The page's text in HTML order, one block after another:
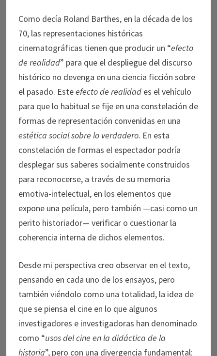
Como decía Roland Barthes, en la década de los
70, las representaciones históricas
cinematográficas tienen que producir un “efecto
de realidad” para que el despliegue del discurso
histórico no devenga en una ciencia ficción sobre
el pasado. Esteefecto de realidades el vehículo
para que lo habitual se fije en una constelación de
formas de representación convenidas en una
estética social sobre lo verdadero. En esta
constelación de formas el espectador podría
desplegar sus saberes socialmente construidos
para reconocerse, a través de su memoria
emotiva-intelectual, en los elementos que
expone una película, pero también —casi como un
perito historiador— verificar o cuestionar la
coherencia interna de dichos elementos.
Desde mi perspectiva creo observar en el texto,
pensando en cada uno de los ensayos, pero
también viéndolo como una totalidad, la idea de
que se piensa el cine en lo que algunos
investigadores e investigadoras han denominado
como “usos del cine en la didáctica de la
historia”, pero con una divergencia fundamental: